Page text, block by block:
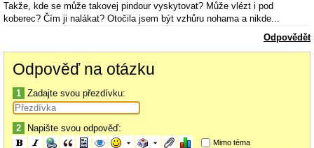
Takže, kde se může takovej pindour vyskytovat? Může vlézt i pod
koberec? Čím ji nalákat? Otočila jsem být vzhůru nohama a nikde...
Odpovědět
Odpověď na otázku
1 Zadajte svou přezdívku:
2 Napište svou odpověď:
Mimo téma